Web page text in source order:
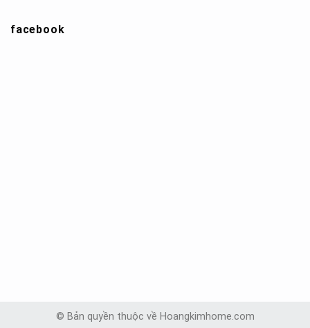
facebook
© Bản quyền thuộc về Hoangkimhome.com